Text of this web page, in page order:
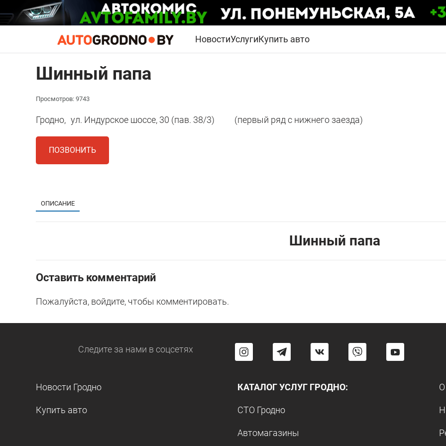
НовостиУслугиКупить авто
Шинный папа
Просмотров: 9743
Гродно, ул. Индурское шоссе, 30 (пав. 38/3) (первый ряд с нижнего заезда)
ПОЗВОНИТЬ
ОПИСАНИЕ
Шинный папа
Оставить комментарий
Пожалуйста, войдите, чтобы комментировать.
Следите за нами в соцсетях
Новости Гродно
Купить авто
КАТАЛОГ УСЛУГ ГРОДНО:
СТО Гродно
Автомагазины